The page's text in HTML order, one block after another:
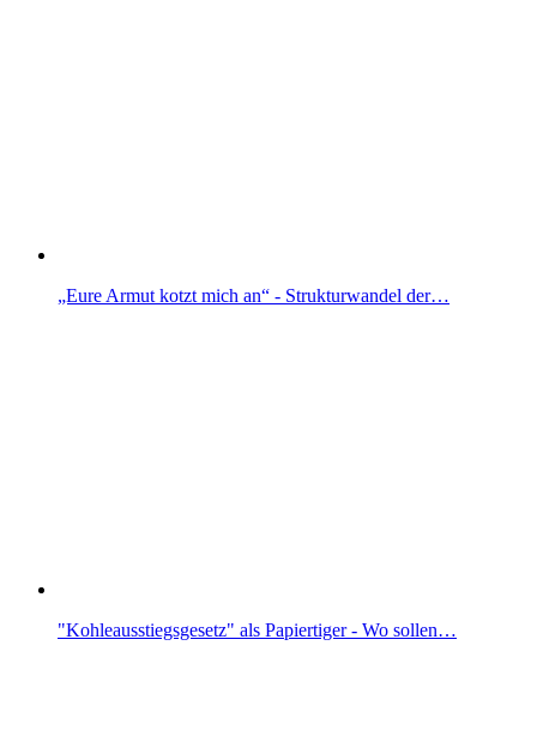
„Eure Armut kotzt mich an“ - Strukturwandel der…
"Kohleausstiegsgesetz" als Papiertiger - Wo sollen…